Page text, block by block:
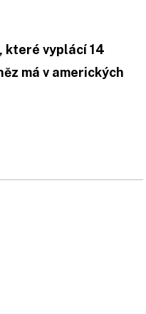
které vyplácí 14
má v amerických